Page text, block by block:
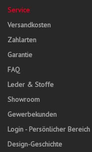
Service
Versandkosten
Zahlarten
Garantie
FAQ
Leder & Stoffe
Showroom
Gewerbekunden
Login - Persönlicher Bereich
Design-Geschichte